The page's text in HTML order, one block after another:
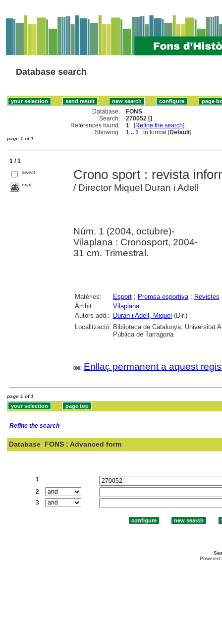
Database search
Database:
FONS
Search:
270052 []
References found:
1 [Refine the search]
Showing:
1 .. 1 in format [Default]
page 1 of 1
1 / 1
select
print
Crono sport : revista
/ Director Miquel Duran i Adell
Núm. 1 (2004, octubre)-
Vilaplana : Cronosport, 2004-
31 cm. Trimestral.
Matèries: Esport; Premsa esportiva; Revistes
Àmbit:
Vilaplana
Autors add.: Duran i Adell, Miquel (Dir.)
Localització: Biblioteca de Catalunya; Universitat
Pública de Tarragona
Enllaç permanent a aquest
page 1 of 1
Refine the search
Database FONS : Advanced form
1
2
3